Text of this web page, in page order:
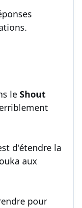
le Shout
d'étendre la
aux
pour